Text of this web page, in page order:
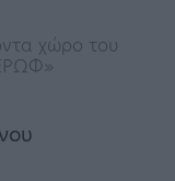
χώρο του